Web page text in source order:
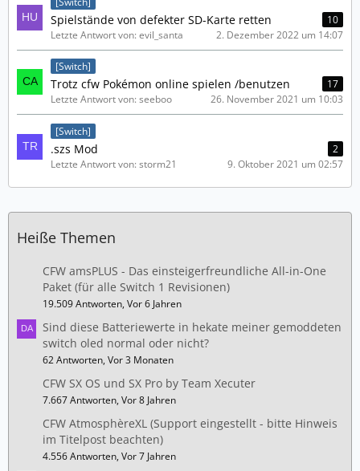
Spielstände von defekter SD-Karte retten
10
Letzte Antwort von: evil_santa
2. Dezember 2022 um 14:07
[Switch]
Trotz cfw Pokémon online spielen /benutzen
17
Letzte Antwort von: seeboo
26. November 2021 um 10:03
[Switch]
.szs Mod
2
Letzte Antwort von: storm21
9. Oktober 2021 um 02:57
Heiße Themen
CFW amsPLUS - Das einsteigerfreundliche All-in-One
Paket (für alle Switch 1 Revisionen)
19.509 Antworten, Vor 6 Jahren
Sind diese Batteriewerte in hekate meiner gemoddeten
switch oled normal oder nicht?
62 Antworten, Vor 3 Monaten
CFW SX OS und SX Pro by Team Xecuter
7.667 Antworten, Vor 8 Jahren
CFW AtmosphèreXL (Support eingestellt - bitte Hinweis
im Titelpost beachten)
4.556 Antworten, Vor 7 Jahren